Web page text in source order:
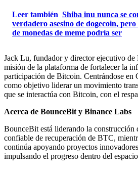
Leer también Shiba inu nunca se
verdadero asesino de dogecoin, pero
de monedas de meme podría ser
Jack Lu, fundador y director ejecutivo de
misión de la plataforma de fortalecer la
participación de Bitcoin. Centrándose en
como objetivo liderar un movimiento
que se interactúa con Bitcoin, con el
Acerca de BounceBit y Binance Labs
BounceBit está liderando la construcción
confiable de recuperación de BTC,
continúa apoyando proyectos
impulsando el progreso dentro del